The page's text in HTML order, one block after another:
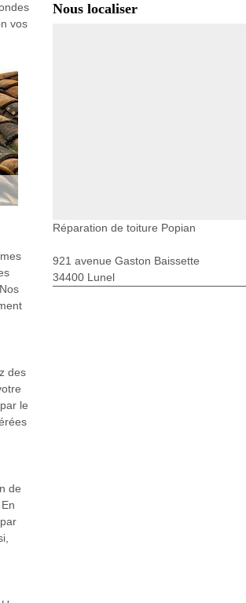
vos
des
le
de
Nous localiser
Réparation de toiture Popian
921 avenue Gaston Baissette
34400 Lunel